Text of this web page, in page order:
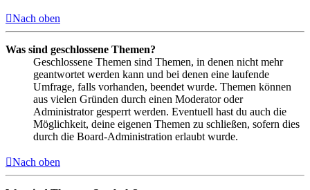
Nach oben
Was sind geschlossene Themen?
Geschlossene Themen sind Themen, in denen nicht mehr
geantwortet werden kann und bei denen eine laufende
Umfrage, falls vorhanden, beendet wurde. Themen können
aus vielen Gründen durch einen Moderator oder
Administrator gesperrt werden. Eventuell hast du auch die
Möglichkeit, deine eigenen Themen zu schließen, sofern dies
durch die Board-Administration erlaubt wurde.
Nach oben